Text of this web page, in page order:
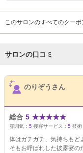
このサロンのすべてのクーポ
サロンの口コミ
サロン
のりぞうさん
総合 5 ★★★★★
雰囲気： 5 接客サービス： 5 技術
体はガチガチ、気持ちも
そもお呼ばれした披露宴の